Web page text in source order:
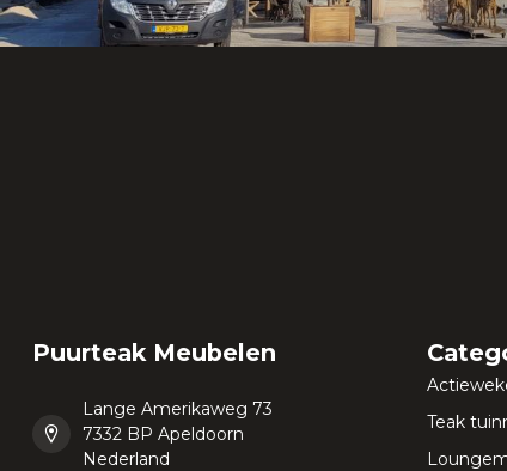
Puurteak Meubelen
Lange Amerikaweg 73
7332 BP Apeldoorn
Nederland
Teak